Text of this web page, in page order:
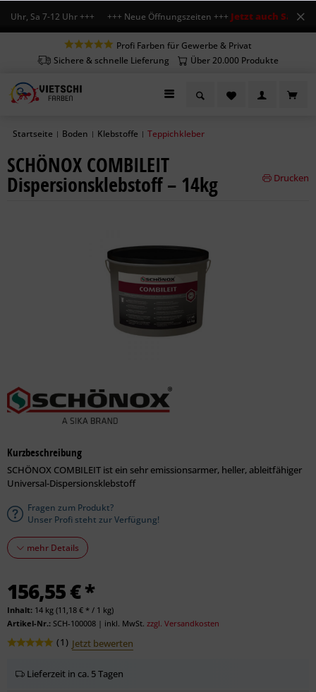
Uhr, Sa 7-12 Uhr +++ +++ Neue Öffnungszeiten +++Jetzt auch Sa
Profi Farben für Gewerbe & Privat
Sichere & schnelle Lieferung
Über 20.000 Produkte
Startseite | Boden | Klebstoffe | Teppichkleber
SCHÖNOX COMBILEIT
Dispersionsklebstoff – 14kg Drucken
Kurzbeschreibung
SCHÖNOX COMBILEIT ist ein sehr emissionsarmer, heller, ableitfähiger
Universal-Dispersionsklebstoff
Fragen zum Produkt?
Unser Profi steht zur Verfügung!
mehr Details
156,55 € *
Inhalt: 14 kg (11,18 € * / 1 kg)
Artikel-Nr.: SCH-100008 | inkl. MwSt. zzgl. Versandkosten
(1) Jetzt bewerten
Lieferzeit in ca. 5 Tagen